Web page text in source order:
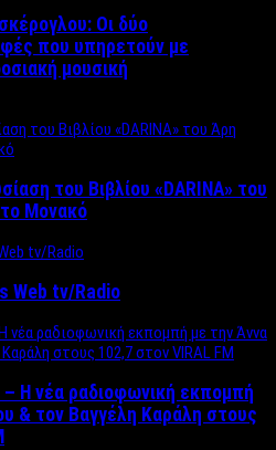
Οι δύο
που υπηρετούν με
μουσική
του Βιβλίου «DARINA» του
Μονακό
Web tv/Radio
– Η νέα ραδιοφωνική εκπομπή
& τον Βαγγέλη Καράλη στους